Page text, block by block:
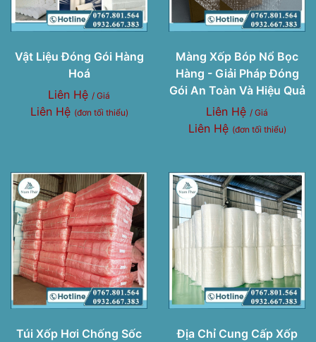
Vật Liệu Đóng Gói Hàng
Hoá
Liên Hệ / Giá
Liên Hệ (đơn tối thiểu)
Màng Xốp Bóp Nổ Bọc
Hàng - Giải Pháp Đóng
Gói An Toàn Và Hiệu Quả
Liên Hệ / Giá
Liên Hệ (đơn tối thiểu)
Túi Xốp Hơi Chống Sốc
Địa Chỉ Cung Cấp Xốp